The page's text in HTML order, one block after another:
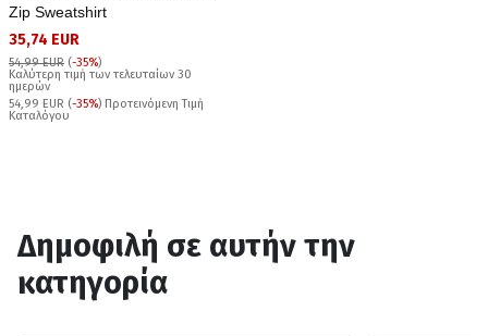
Zip Sweatshirt
35,74 EUR
54,99 EUR (-35%)
Καλύτερη τιμή των τελευταίων 30
ημερών
54,99 EUR (-35%) Προτεινόμενη Τιμή
Καταλόγου
Δημοφιλή σε αυτήν την
κατηγορία